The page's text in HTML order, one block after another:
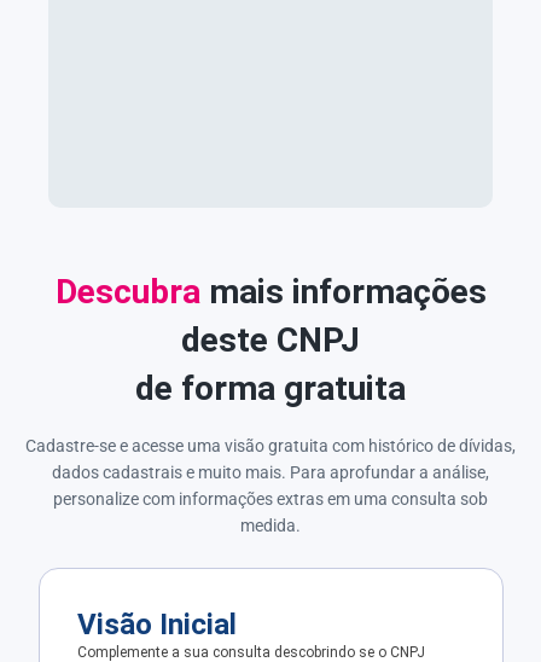
Descubramais informações
deste CNPJ
de forma gratuita
Cadastre-se e acesse uma visão gratuita com histórico de dívidas,
dados cadastrais e muito mais. Para aprofundar a análise,
personalize com informações extras em uma consulta sob
medida.
Visão Inicial
Complemente a sua consulta descobrindo se o CNPJ